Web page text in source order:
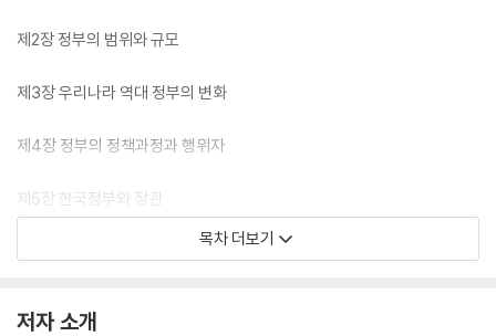
제2장 정부의 범위와 규모
제3장 우리나라 역대 정부의 변화
제4장 정부의 정책과정과 행위자
제5장 한국정부와 장관
목차 더보기
저자 소개